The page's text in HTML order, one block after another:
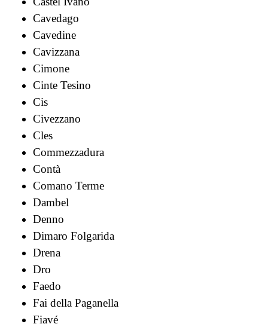
Cavedago
Cavedine
Cavizzana
Cimone
Cinte Tesino
Cis
Civezzano
Cles
Commezzadura
Contà
Comano Terme
Dambel
Denno
Dimaro Folgarida
Drena
Dro
Faedo
Fai della Paganella
Fiavé